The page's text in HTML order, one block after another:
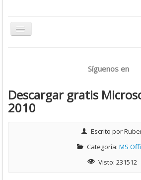
Toggle
Desarrollo
Ofimática
Virtualización
Síguenos en
Descargar gratis
2010
Escrito por
Categoría: MS
Visto: 231512